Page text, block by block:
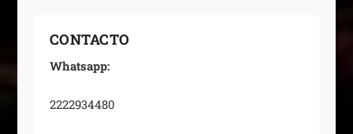
CONTACTO
Whatsapp:
2222934480